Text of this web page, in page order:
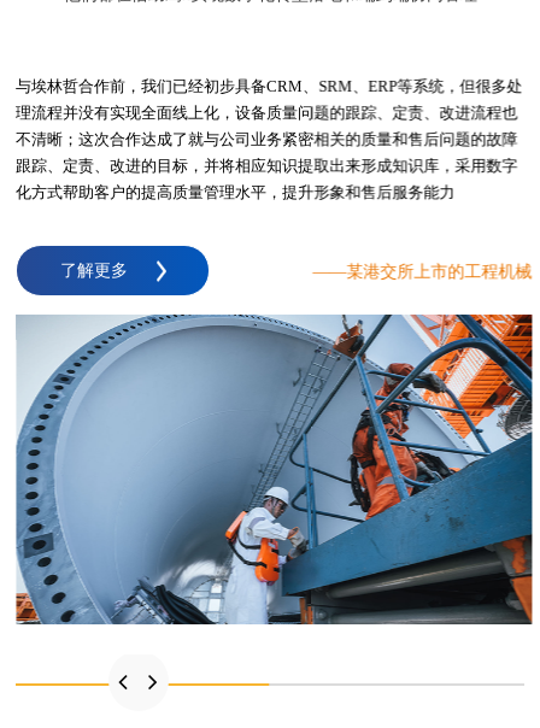
与埃林哲合作前，我们已经初步具备CRM、SRM、ERP等系统，但很多处
理流程并没有实现全面线上化，设备质量问题的跟踪、定责、改进流程也
不清晰；这次合作达成了就与公司业务紧密相关的质量和售后问题的故障
跟踪、定责、改进的目标，并将相应知识提取出来形成知识库，采用数字
化方式帮助客户的提高质量管理水平，提升形象和售后服务能力
了解更多 ——某港交所上市的工程机械